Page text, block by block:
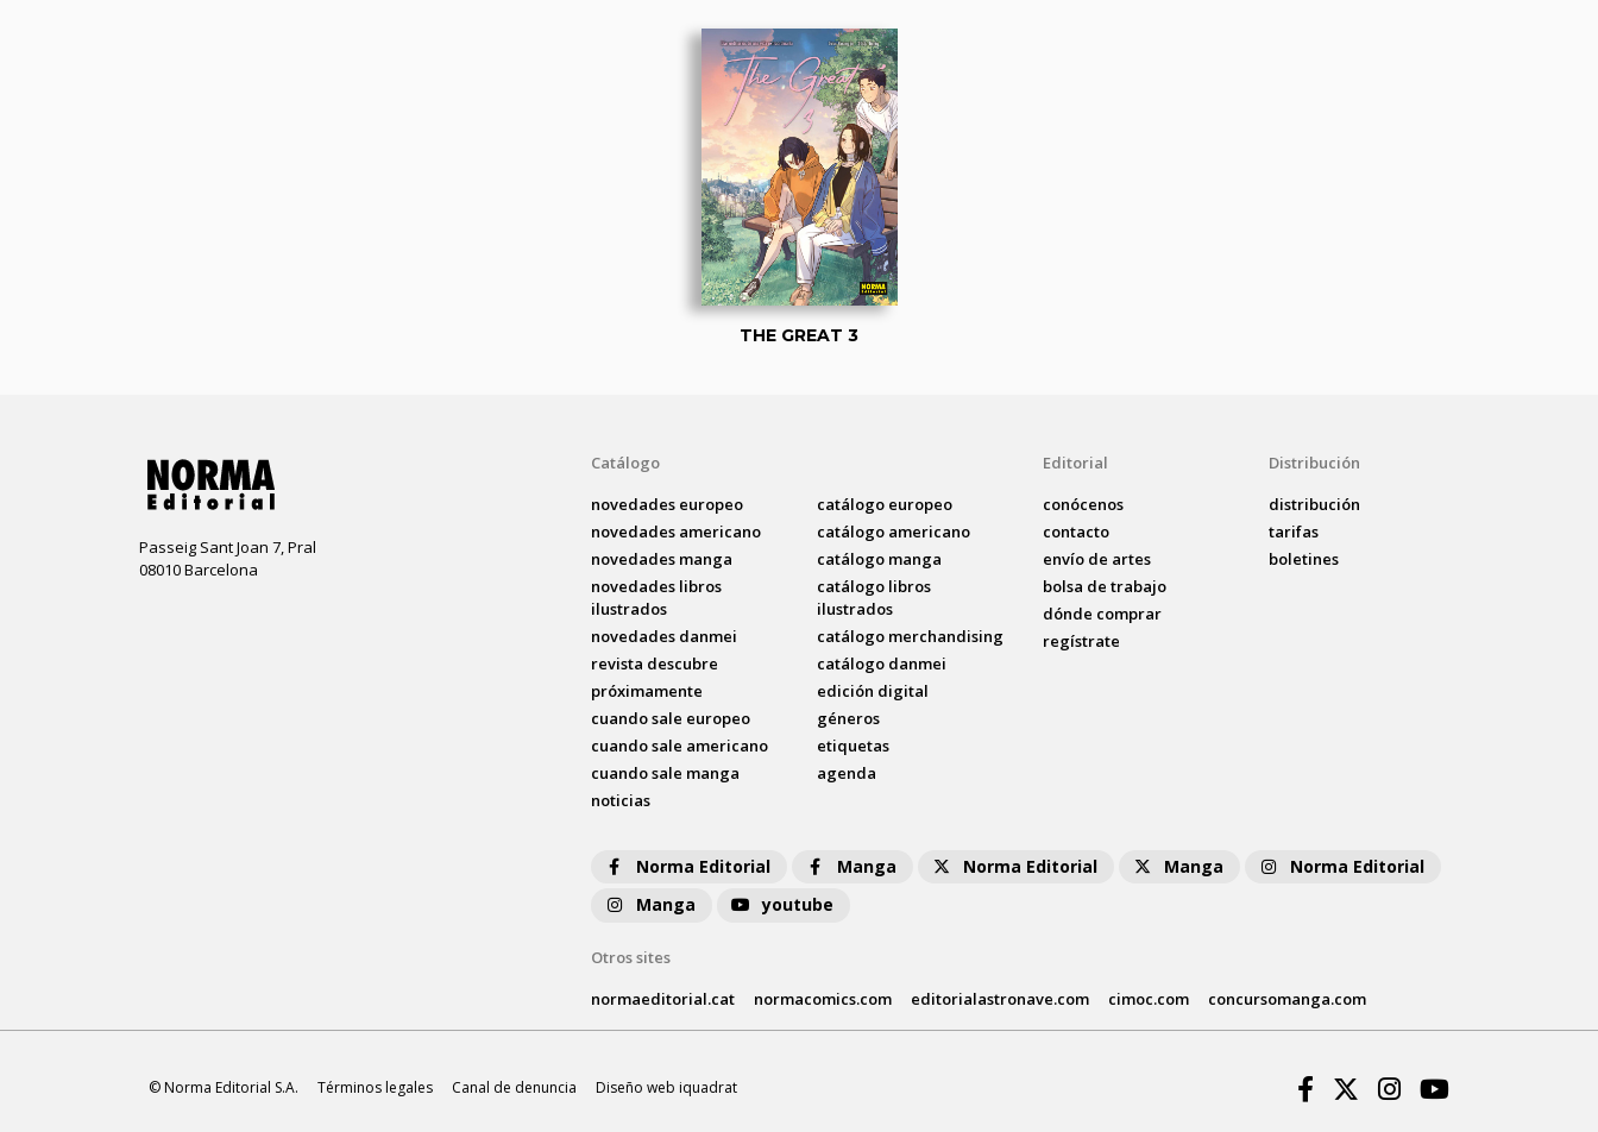
THE GREAT 3
Passeig Sant Joan 7, Pral
08010 Barcelona
Catálogo
novedades europeo
novedades americano
novedades manga
novedades libros
ilustrados
novedades danmei
revista descubre
próximamente
cuando sale europeo
cuando sale americano
cuando sale manga
noticias
catálogo europeo
catálogo americano
catálogo manga
catálogo libros
ilustrados
catálogo merchandising
catálogo danmei
edición digital
géneros
etiquetas
agenda
Editorial
conócenos
contacto
envío de artes
bolsa de trabajo
dónde comprar
regístrate
Distribución
distribución
tarifas
boletines
Norma Editorial Manga Norma Editorial Manga
Norma Editorial
Manga
youtube
Otros sites
normaeditorial.cat
normacomics.com editorialastronave.com cimoc.com concursomanga.com
© Norma Editorial S.A. Términos legales Canal de denuncia Diseño web iquadrat Facebook
Twitter
Instagram
Youtube